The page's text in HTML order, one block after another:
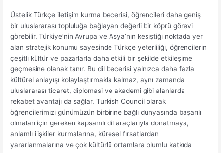
Üstelik Türkçe iletişim kurma becerisi, öğrencileri daha geniş
bir uluslararası topluluğa bağlayan değerli bir köprü görevi
görebilir. Türkiye’nin Avrupa ve Asya’nın kesiştiği noktada yer
alan stratejik konumu sayesinde Türkçe yeterliliği, öğrencilerin
çeşitli kültür ve pazarlarla daha etkili bir şekilde etkileşime
geçmesine olanak tanır. Bu dil becerisi yalnızca daha fazla
kültürel anlayışı kolaylaştırmakla kalmaz, aynı zamanda
uluslararası ticaret, diplomasi ve akademi gibi alanlarda
rekabet avantajı da sağlar. Turkish Council olarak
öğrencilerimizi günümüzün birbirine bağlı dünyasında başarılı
olmaları için gereken kapsamlı dil araçlarıyla donatmaya,
anlamlı ilişkiler kurmalarına, küresel fırsatlardan
yararlanmalarına ve çok kültürlü ortamlara olumlu katkıda